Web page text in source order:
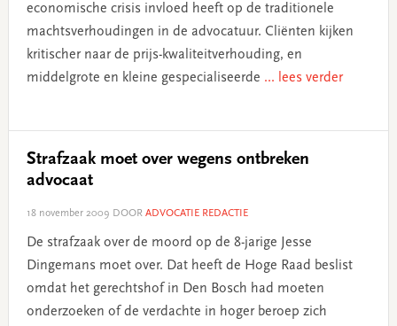
economische crisis invloed heeft op de traditionele
machtsverhoudingen in de advocatuur. Cliënten kijken
kritischer naar de prijs-kwaliteitverhouding, en
middelgrote en kleine gespecialiseerde ... lees verder
Strafzaak moet over wegens ontbreken
advocaat
18 november 2009 DOOR ADVOCATIE REDACTIE
De strafzaak over de moord op de 8-jarige Jesse
Dingemans moet over. Dat heeft de Hoge Raad beslist
omdat het gerechtshof in Den Bosch had moeten
onderzoeken of de verdachte in hoger beroep zich